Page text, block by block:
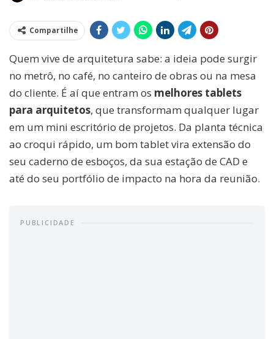
Compartilhe
Quem vive de arquitetura sabe: a ideia pode surgir
no metrô, no café, no canteiro de obras ou na mesa
do cliente. É aí que entram os melhores tablets
para arquitetos, que transformam qualquer lugar
em um mini escritório de projetos. Da planta técnica
ao croqui rápido, um bom tablet vira extensão do
seu caderno de esboços, da sua estação de CAD e
até do seu portfólio de impacto na hora da reunião.
PUBLICIDADE